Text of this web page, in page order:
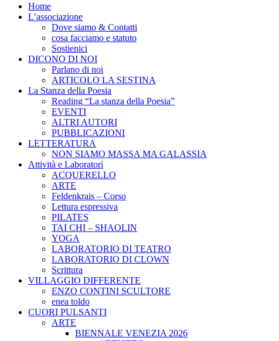
Home
L’associazione
Dove siamo & Contatti
cosa facciamo e statuto
Sostienici
DICONO DI NOI
Parlano di noi
ARTICOLO LA SESTINA
La Stanza della Poesia
Reading “La stanza della Poesia”
EVENTI
ALTRI AUTORI
PUBBLICAZIONI
LETTERATURA
NON SIAMO MASSA MA GALASSIA
Attività e Laboratori
ACQUERELLO
ARTE
Feldenkrais – Corso
Lettura espressiva
PILATES
TAI CHI – SHAOLIN
YOGA
LABORATORIO DI TEATRO
LABORATORIO DI CLOWN
Scrittura
VILLAGGIO DIFFERENTE
ENZO CONTINI SCULTORE
enea toldo
CUORI PULSANTI
ARTE
BIENNALE VENEZIA 2026